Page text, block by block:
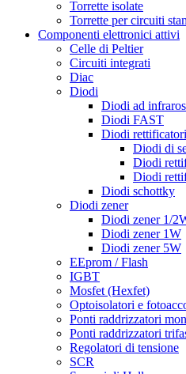
Torrette isolate
Torrette per circuiti
Componenti elettronici attivi
Celle di Peltier
Circuiti integrati
Diac
Diodi
Diodi ad
Diodi FAST
Diodi rettificatori
Diodi di
Diodi
Diodi
Diodi schottky
Diodi zener
Diodi zener 1/
Diodi zener 1W
Diodi zener 5W
EEprom / Flash
IGBT
Mosfet (Hexfet)
Optoisolatori e
Ponti raddrizzatori
Ponti raddrizzatori
Regolatori di tensione
SCR